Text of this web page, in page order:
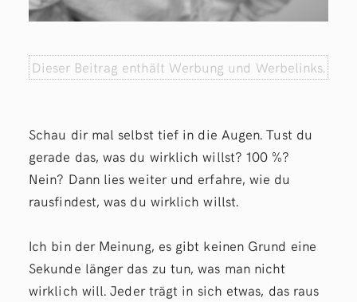
Dieser Beitrag enthält Werbung und Werbelinks.
Schau dir mal selbst tief in die Augen. Tust du
gerade das, was du wirklich willst? 100 %?
Nein? Dann lies weiter und erfahre, wie du
rausfindest, was du wirklich willst.
Ich bin der Meinung, es gibt keinen Grund eine
Sekunde länger das zu tun, was man nicht
wirklich will. Jeder trägt in sich etwas, das raus